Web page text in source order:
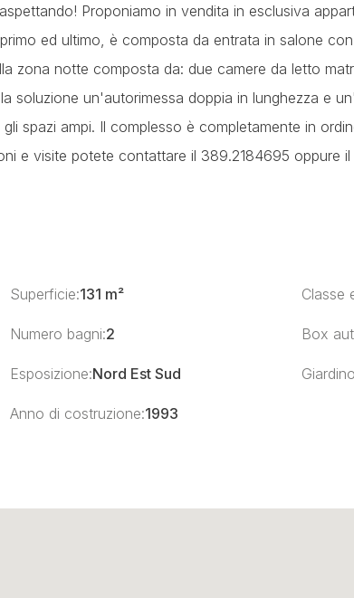
Proponiamo in vendita in esclusiva
ed ultimo, è composta da entrata in salone
zona notte composta da: due camere da letto
soluzione un'autorimessa doppia in lunghezza e
spazi ampi. Il complesso è completamente in
e visite potete contattare il 389.2184695 oppure
Superficie:131 m² Classe
Numero bagni:2 Box
Esposizione:Nord Est Sud
Anno di costruzione:1993